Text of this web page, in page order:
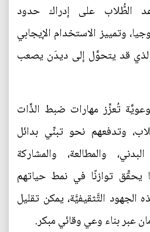
الطُّلاب على إدراك حدود
وتمييز الاستخدام الإيجابي
قد يتحوَّل إلى ديدَن يصعب
تُعزِّز مهارات ضبط الذَّات
وتدفعهم نحو تبنِّي بدائل
والمطالعة، والمشاركة
يحقِّق توازنًا في نمط حياتهم
الجهود التَّثقيفيَّة، يمكن تقليل
عبر بناء وعي وقائي مبكر.